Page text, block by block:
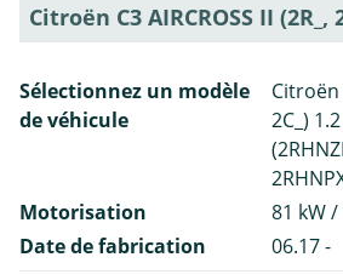
Citroën C3 AIRCROSS II (2R_,
Sélectionnez un modèle
de véhicule
Citroën
2C_)
Motorisation
81 kW /
Date de fabrication
06.17 -